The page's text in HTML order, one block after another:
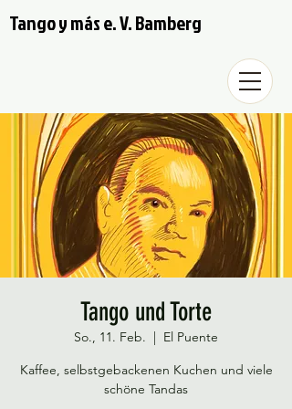
Tango y más e. V. Bamberg
Tango und Torte
So., 11. Feb.
  |
El Puente
Kaffee, selbstgebackenen Kuchen und viele
schöne Tandas